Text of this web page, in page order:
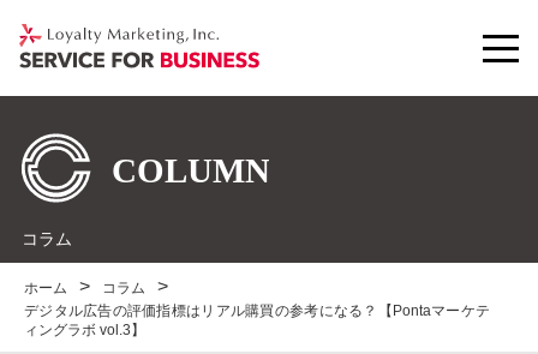
コラム
ホーム
コラム
デジタル広告の評価指標はリアル購買の参考になる？【Pontaマーケテ
ィングラボ vol.3】